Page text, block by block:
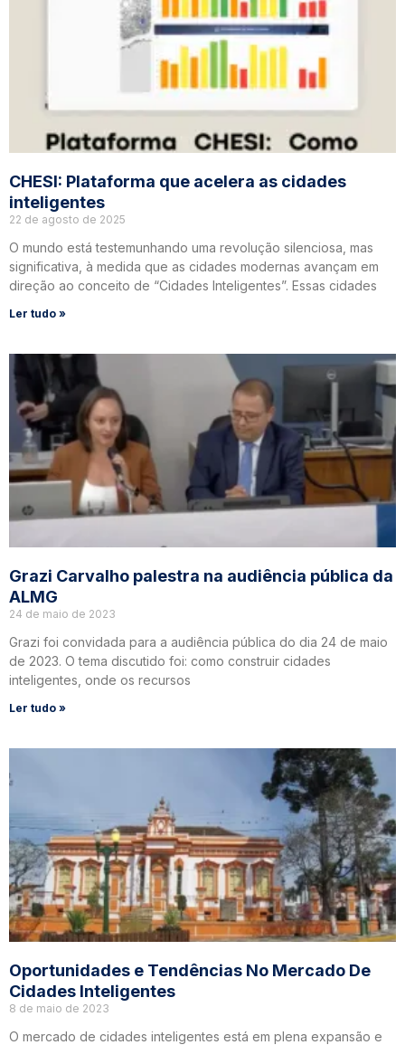
CHESI: Plataforma que acelera as cidades
inteligentes
22 de agosto de 2025
O mundo está testemunhando uma revolução silenciosa, mas
significativa, à medida que as cidades modernas avançam em
direção ao conceito de “Cidades Inteligentes”. Essas cidades
Ler tudo »
Grazi Carvalho palestra na audiência pública da
ALMG
24 de maio de 2023
Grazi foi convidada para a audiência pública do dia 24 de maio
de 2023. O tema discutido foi: como construir cidades
inteligentes, onde os recursos
Ler tudo »
Oportunidades e Tendências No Mercado De
Cidades Inteligentes
8 de maio de 2023
O mercado de cidades inteligentes está em plena expansão e